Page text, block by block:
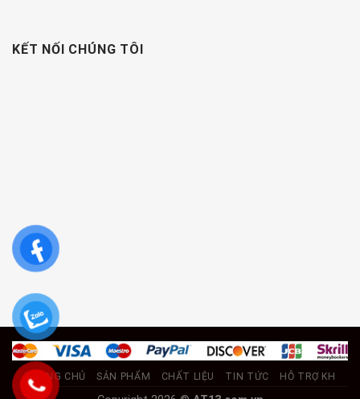
KẾT NỐI CHÚNG TÔI
TRANG CHỦ SẢN PHẨM CHẤT LIỆU TIN TỨC HỖ TRỢ KH